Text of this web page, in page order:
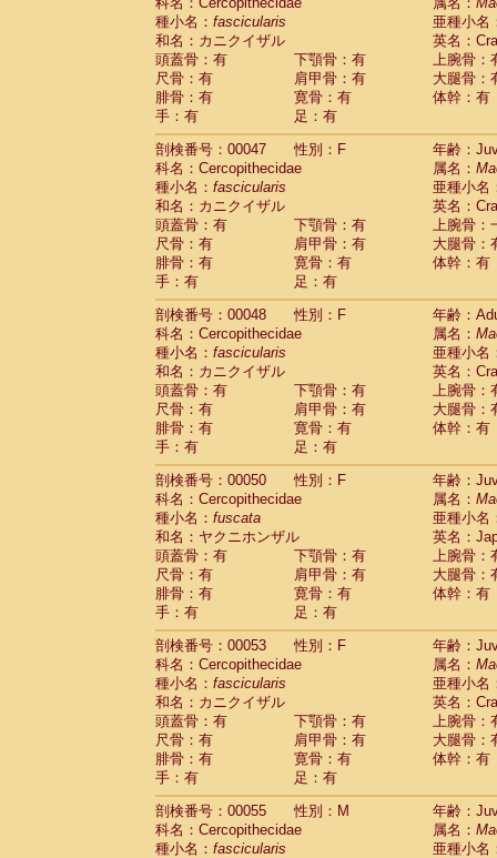
種小名： fascicularis
亜種小名
和名：カニクイザル
英名：
頭蓋骨：有
下顎骨：有
上腕骨：
尺骨：有
肩甲骨：有
大腿骨：
腓骨：有
寛骨：有
体幹：有
手：有
足：有
剖検番号：00047
性別：F
年齢：
科名：Cercopithecidae
属名：
種小名： fascicularis
亜種小名
和名：カニクイザル
英名：
頭蓋骨：有
下顎骨：有
上腕骨：
尺骨：有
肩甲骨：有
大腿骨：
腓骨：有
寛骨：有
体幹：有
手：有
足：有
剖検番号：00048
性別：F
年齢：
科名：Cercopithecidae
属名：
種小名： fascicularis
亜種小名
和名：カニクイザル
英名：
頭蓋骨：有
下顎骨：有
上腕骨：
尺骨：有
肩甲骨：有
大腿骨：
腓骨：有
寛骨：有
体幹：有
手：有
足：有
剖検番号：00050
性別：F
年齢：
科名：Cercopithecidae
属名：
種小名： fuscata
亜種小名
和名：ヤクニホンザル
英名：
頭蓋骨：有
下顎骨：有
上腕骨：
尺骨：有
肩甲骨：有
大腿骨：
腓骨：有
寛骨：有
体幹：有
手：有
足：有
剖検番号：00053
性別：F
年齢：
科名：Cercopithecidae
属名：
種小名： fascicularis
亜種小名
和名：カニクイザル
英名：
頭蓋骨：有
下顎骨：有
上腕骨：
尺骨：有
肩甲骨：有
大腿骨：
腓骨：有
寛骨：有
体幹：有
手：有
足：有
剖検番号：00055
性別：M
年齢：
科名：Cercopithecidae
属名：
種小名： fascicularis
亜種小名